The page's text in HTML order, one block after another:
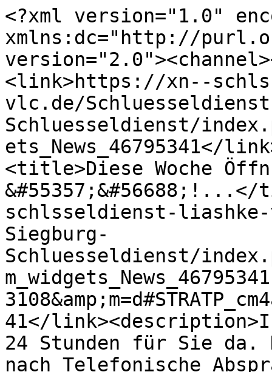
<?xml version="1.0"
xmlns:dc="http://
<link>https://xn--
vlc.de/
Schluesseldienst/
ets_News_46795341</
<title>Diese Woche
schlsseldienst-
Siegburg-
Schluesseldienst/
41</
24 Stunden für Sie da.
nach Telefonische